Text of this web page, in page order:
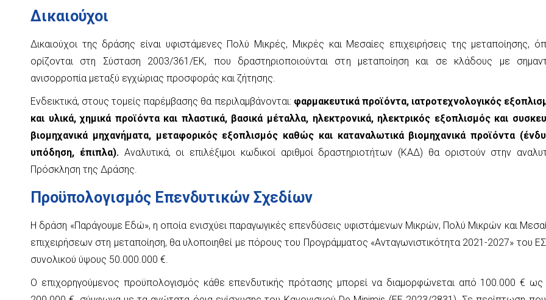
Δικαιούχοι
Δικαιούχοι της δράσης είναι υφιστάμενες Πολύ Μικρές, Μικρές και Μεσαίες επιχειρήσεις της μεταποίησης,
ορίζονται στη Σύσταση 2003/361/ΕΚ, που δραστηριοποιούνται στη μεταποίηση και σε κλάδους με
ανισορροπία μεταξύ εγχώριας προσφοράς και ζήτησης.
Ενδεικτικά, στους τομείς παρέμβασης θα περιλαμβάνονται:φαρμακευτικά προϊόντα, ιατροτεχνολογικός
και υλικά, χημικά προϊόντα και πλαστικά, βασικά μέταλλα, ηλεκτρονικά, ηλεκτρικός εξοπλισμός και
βιομηχανικά μηχανήματα, μεταφορικός εξοπλισμός καθώς και καταναλωτικά βιομηχανικά προϊόντα
υπόδηση, έπιπλα). Αναλυτικά, οι επιλέξιμοι κωδικοί αριθμοί δραστηριοτήτων (ΚΑΔ) θα οριστούν στην
Πρόσκληση της Δράσης.
Προϋπολογισμός Επενδυτικών Σχεδίων
Η δράση «Παράγουμε Εδώ», η οποία ενισχύει παραγωγικές επενδύσεις υφιστάμενων Μικρών, Πολύ Μικρών και
επιχειρήσεων στη μεταποίηση, θα υλοποιηθεί με πόρους του Προγράμματος «Ανταγωνιστικότητα 2021-2027» του
συνολικού ύψους 50.000.000 €.
Ο επιχορηγούμενος προϋπολογισμός κάθε επενδυτικής πρότασης μπορεί να διαμορφώνεται από 100.000 € ως